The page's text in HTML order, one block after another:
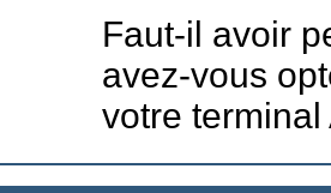
Faut-il avoir
avez-vous
votre